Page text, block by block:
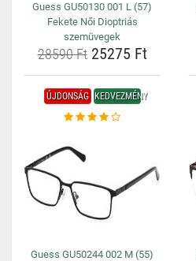
Guess GU50130 001 L (57)
Fekete Női Dioptriás
szemüvegek
28590 Ft25275 Ft
ÚJDONSÁG KEDVEZMÉNY
Guess GU50244 002 M (55)